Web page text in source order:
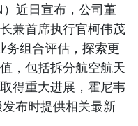
）近日宣布，公司董
兼首席执行官柯伟茂
务组合评估，探索更
，包括拆分航空航天
得重大进展，霍尼韦
布时提供相关最新